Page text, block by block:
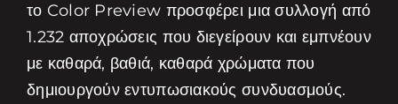
το Color Preview προσφέρει μια συλλογή από
1.232 αποχρώσεις που διεγείρουν και εμπνέουν
με καθαρά, βαθιά, καθαρά χρώματα που
δημιουργούν εντυπωσιακούς συνδυασμούς.